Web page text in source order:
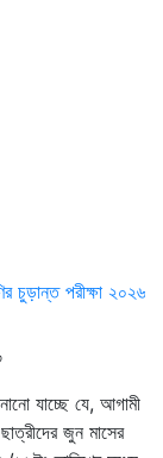
চুড়ান্ত পরীক্ষা ২০২৬
যাচ্ছে যে, আগামী
জুন মাসের